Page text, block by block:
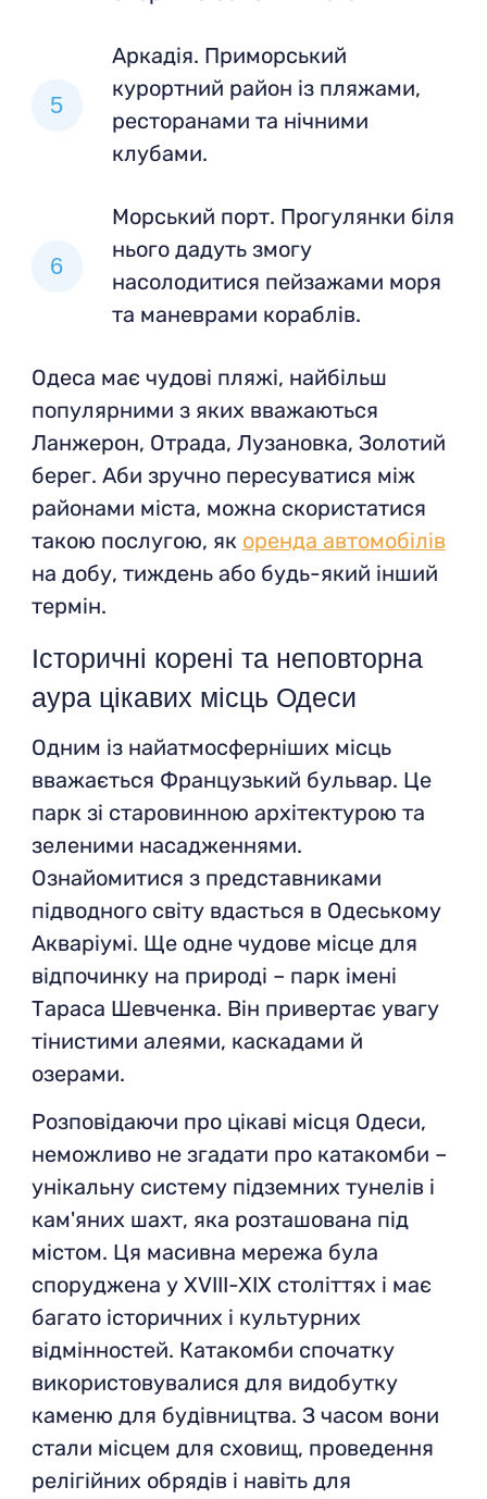
Аркадія. Приморський
курортний район із пляжами,
ресторанами та нічними
клубами.
Морський порт. Прогулянки біля
нього дадуть змогу
насолодитися пейзажами моря
та маневрами кораблів.
Одеса має чудові пляжі, найбільш
популярними з яких вважаються
Ланжерон, Отрада, Лузановка, Золотий
берег. Аби зручно пересуватися між
районами міста, можна скористатися
такою послугою, як оренда автомобілів
на добу, тиждень або будь-який інший
термін.
Історичні корені та неповторна
аура цікавих місць Одеси
Одним із найатмосферніших місць
вважається Французький бульвар. Це
парк зі старовинною архітектурою та
зеленими насадженнями.
Ознайомитися з представниками
підводного світу вдасться в Одеському
Акваріумі. Ще одне чудове місце для
відпочинку на природі – парк імені
Тараса Шевченка. Він привертає увагу
тінистими алеями, каскадами й
озерами.
Розповідаючи про цікаві місця Одеси,
неможливо не згадати про катакомби –
унікальну систему підземних тунелів і
кам'яних шахт, яка розташована під
містом. Ця масивна мережа була
споруджена у XVIII-XIX століттях і має
багато історичних і культурних
відмінностей. Катакомби спочатку
використовувалися для видобутку
каменю для будівництва. З часом вони
стали місцем для сховищ, проведення
релігійних обрядів і навіть для